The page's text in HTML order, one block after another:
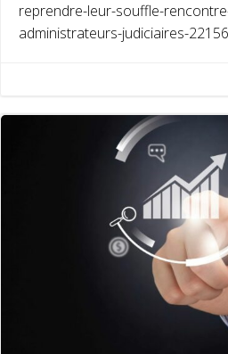
reprendre-leur-souffle-
administrateurs-judiciaires-